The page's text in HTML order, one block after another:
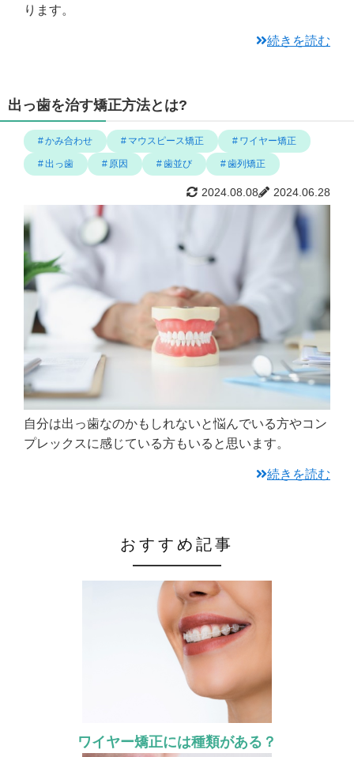
ります。
続きを読む
出っ歯を治す矯正方法とは?
かみ合わせ マウスピース矯正 ワイヤー矯正
出っ歯 原因 歯並び 歯列矯正
2024.06.28
2024.08.08
自分は出っ歯なのかもしれないと悩んでいる方やコン
プレックスに感じている方もいると思います。
続きを読む
おすすめ記事
ワイヤー矯正には種類がある？